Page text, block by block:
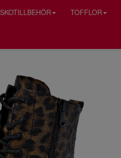
SKOTILLBEHÖR TOFFLOR